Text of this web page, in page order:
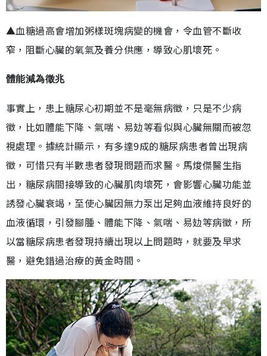
▲血糖過高會增加粥樣斑塊病變的機會，令血管不斷收
窄，阻斷心臟的氧氣及養分供應，導致心肌壞死。
體能減為徵兆
事實上，患上糖尿心初期並不是毫無病徵，只是不少病
徵，比如體能下降、氣喘、易攰等看似與心臟無關而被忽
視處理。據統計顯示，有多達9成的糖尿病患者曾出現病
徵，可惜只有半數患者發現問題而求醫。馬焌傑醫生指
出，糖尿病間接導致的心臟肌肉壞死，會影響心臟功能並
誘發心臟衰竭，至使心臟因無力泵出足夠血液維持良好的
血液循環，引發腳腫、體能下降、氣喘、易攰等病徵，所
以當糖尿病患者發現持續出現以上問題時，就要及早求
醫，避免錯過治療的黃金時間。